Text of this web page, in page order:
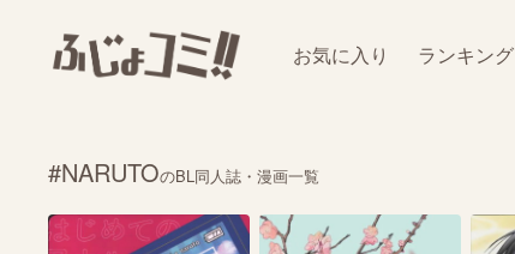
お気に入り ランキング
#NARUTOのBL同人誌・漫画一覧